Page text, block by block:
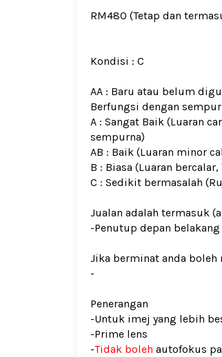
RM480 (Tetap dan
Kondisi : C
AA : Baru atau belum
Berfungsi dengan
A : Sangat Baik (Luaran
sempurna)
AB : Baik (Luaran minor
B : Biasa (Luaran
C : Sedikit bermasalah
Jualan adalah termasuk
-Penutup depan belakang
Jika berminat anda boleh
-
Penerangan
-Untuk imej yang lebih
-Prime lens
-Tidak boleh autofokus